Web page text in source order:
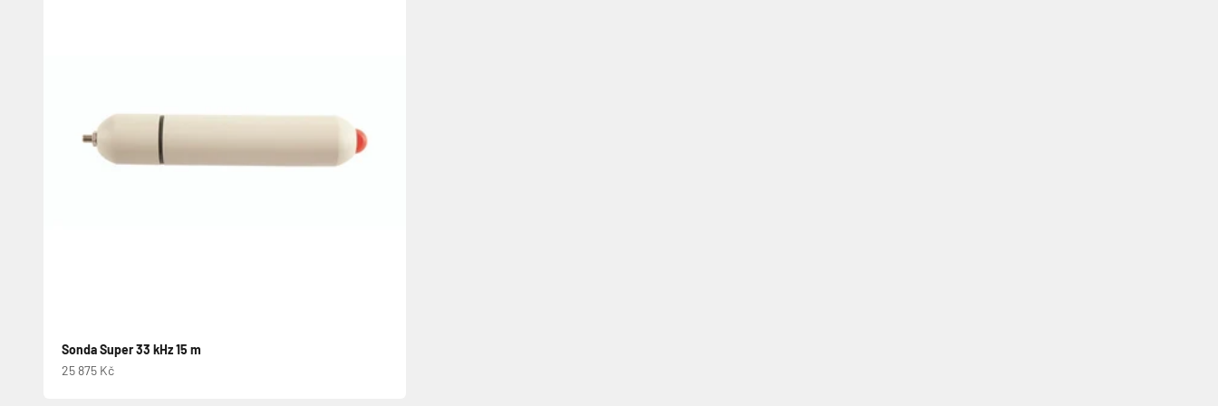
Sonda Super 33 kHz 15 m
Prodejní cena
25 875 Kč